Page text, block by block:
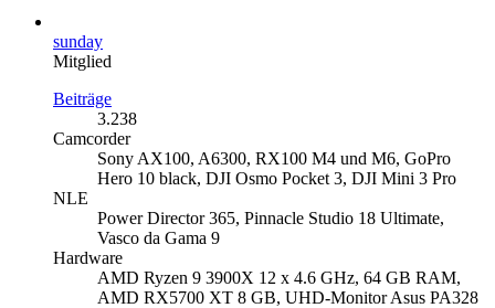
sunday
Mitglied
Beiträge
3.238
Camcorder
Sony AX100, A6300, RX100 M4 und M6, GoPro
Hero 10 black, DJI Osmo Pocket 3, DJI Mini 3 Pro
NLE
Power Director 365, Pinnacle Studio 18 Ultimate,
Vasco da Gama 9
Hardware
AMD Ryzen 9 3900X 12 x 4.6 GHz, 64 GB RAM,
AMD RX5700 XT 8 GB, UHD-Monitor Asus PA328